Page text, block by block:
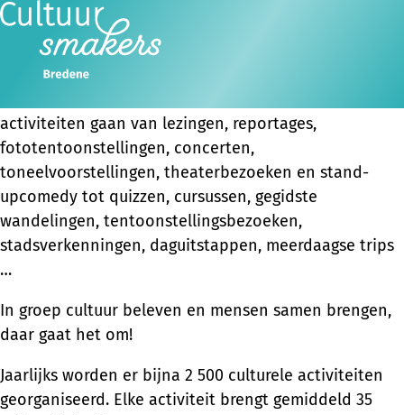
Wat is Cultuursmakers?
Cultuursmakers is een sociaal-culturele vereniging
waar groepen vrijwilligers kwaliteitsvolle en
activiteiten gaan van lezingen, reportages,
fototentoonstellingen, concerten,
toneelvoorstellingen, theaterbezoeken en stand-
upcomedy tot quizzen, cursussen, gegidste
wandelingen, tentoonstellingsbezoeken,
stadsverkenningen, daguitstappen, meerdaagse trips
…
In groep cultuur beleven en mensen samen brengen,
daar gaat het om!
Jaarlijks worden er bijna 2 500 culturele activiteiten
georganiseerd. Elke activiteit brengt gemiddeld 35